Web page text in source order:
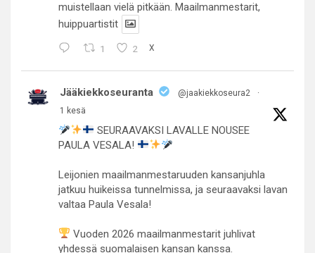
muistellaan vielä pitkään. Maailmanmestarit,
huippuartistit
1 2 X
Jääkiekkoseuranta @jaakiekkoseura2
·
1 kesä
SEURAAVAKSI LAVALLE NOUSEE
PAULA VESALA!
Leijonien maailmanmestaruuden kansanjuhla
jatkuu huikeissa tunnelmissa, ja seuraavaksi lavan
valtaa Paula Vesala!
Vuoden 2026 maailmanmestarit juhlivat
yhdessä suomalaisen kansan kanssa.